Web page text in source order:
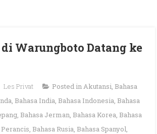
Warungboto Datang ke
Les Privat Posted inAkutansi, Bahasa
, Bahasa India, Bahasa Indonesia, Bahasa
, Bahasa Jerman, Bahasa Korea, Bahasa
Perancis, Bahasa Rusia, Bahasa Spanyol,